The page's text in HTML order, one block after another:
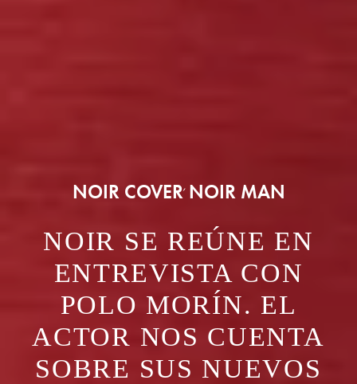
NOIR COVER, NOIR MAN
NOIR SE REÚNE EN
ENTREVISTA CON
POLO MORÍN. EL
ACTOR NOS CUENTA
SOBRE SUS NUEVOS